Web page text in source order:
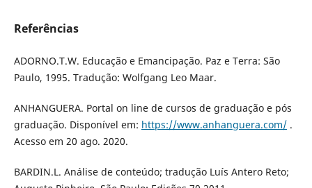
Referências
ADORNO.T.W. Educação e Emancipação. Paz e Terra: São
Paulo, 1995. Tradução: Wolfgang Leo Maar.
ANHANGUERA. Portal on line de cursos de graduação e pós
graduação. Disponível em: https://www.anhanguera.com/.
Acesso em 20 ago. 2020.
BARDIN.L. Análise de conteúdo; tradução Luís Antero Reto;